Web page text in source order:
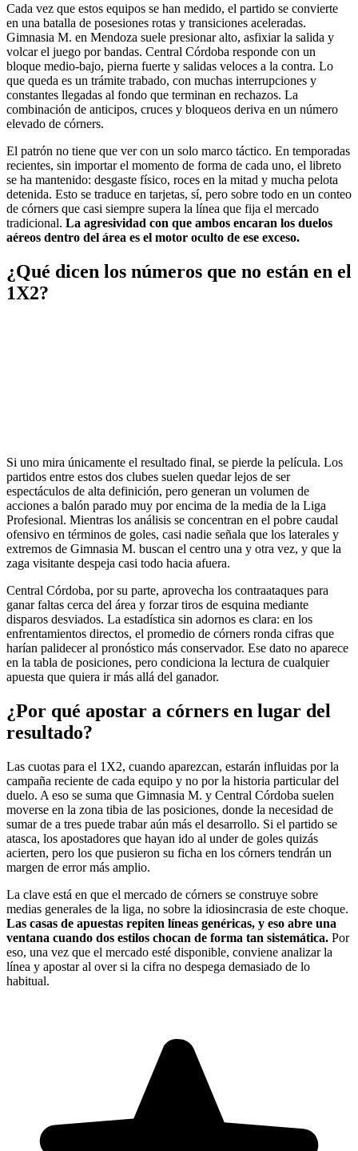
Cada vez que estos equipos se han medido, el partido se convierte
en una batalla de posesiones rotas y transiciones aceleradas.
Gimnasia M. en Mendoza suele presionar alto, asfixiar la salida y
volcar el juego por bandas. Central Córdoba responde con un
bloque medio-bajo, pierna fuerte y salidas veloces a la contra. Lo
que queda es un trámite trabado, con muchas interrupciones y
constantes llegadas al fondo que terminan en rechazos. La
combinación de anticipos, cruces y bloqueos deriva en un número
elevado de córners.
El patrón no tiene que ver con un solo marco táctico. En temporadas
recientes, sin importar el momento de forma de cada uno, el libreto
se ha mantenido: desgaste físico, roces en la mitad y mucha pelota
detenida. Esto se traduce en tarjetas, sí, pero sobre todo en un conteo
de córners que casi siempre supera la línea que fija el mercado
tradicional. La agresividad con que ambos encaran los duelos
aéreos dentro del área es el motor oculto de ese exceso.
¿Qué dicen los números que no están en el
1X2?
Si uno mira únicamente el resultado final, se pierde la película. Los
partidos entre estos dos clubes suelen quedar lejos de ser
espectáculos de alta definición, pero generan un volumen de
acciones a balón parado muy por encima de la media de la Liga
Profesional. Mientras los análisis se concentran en el pobre caudal
ofensivo en términos de goles, casi nadie señala que los laterales y
extremos de Gimnasia M. buscan el centro una y otra vez, y que la
zaga visitante despeja casi todo hacia afuera.
Central Córdoba, por su parte, aprovecha los contraataques para
ganar faltas cerca del área y forzar tiros de esquina mediante
disparos desviados. La estadística sin adornos es clara: en los
enfrentamientos directos, el promedio de córners ronda cifras que
harían palidecer al pronóstico más conservador. Ese dato no aparece
en la tabla de posiciones, pero condiciona la lectura de cualquier
apuesta que quiera ir más allá del ganador.
¿Por qué apostar a córners en lugar del
resultado?
Las cuotas para el 1X2, cuando aparezcan, estarán influidas por la
campaña reciente de cada equipo y no por la historia particular del
duelo. A eso se suma que Gimnasia M. y Central Córdoba suelen
moverse en la zona tibia de las posiciones, donde la necesidad de
sumar de a tres puede trabar aún más el desarrollo. Si el partido se
atasca, los apostadores que hayan ido al under de goles quizás
acierten, pero los que pusieron su ficha en los córners tendrán un
margen de error más amplio.
La clave está en que el mercado de córners se construye sobre
medias generales de la liga, no sobre la idiosincrasia de este choque.
Las casas de apuestas repiten líneas genéricas, y eso abre una
ventana cuando dos estilos chocan de forma tan sistemática. Por
eso, una vez que el mercado esté disponible, conviene analizar la
línea y apostar al over si la cifra no despega demasiado de lo
habitual.